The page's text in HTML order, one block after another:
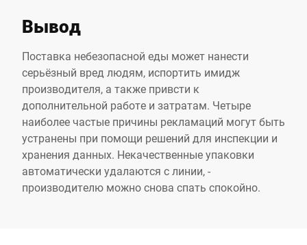
Вывод
Поставка небезопасной еды может нанести
серьёзный вред людям, испортить имидж
производителя, а также привсти к
дополнительной работе и затратам. Четыре
наиболее частые причины рекламаций могут быть
устранены при помощи решений для инспекции и
хранения данных. Некачественные упаковки
автоматически удалаются с линии, -
производителю можно снова спать спокойно.